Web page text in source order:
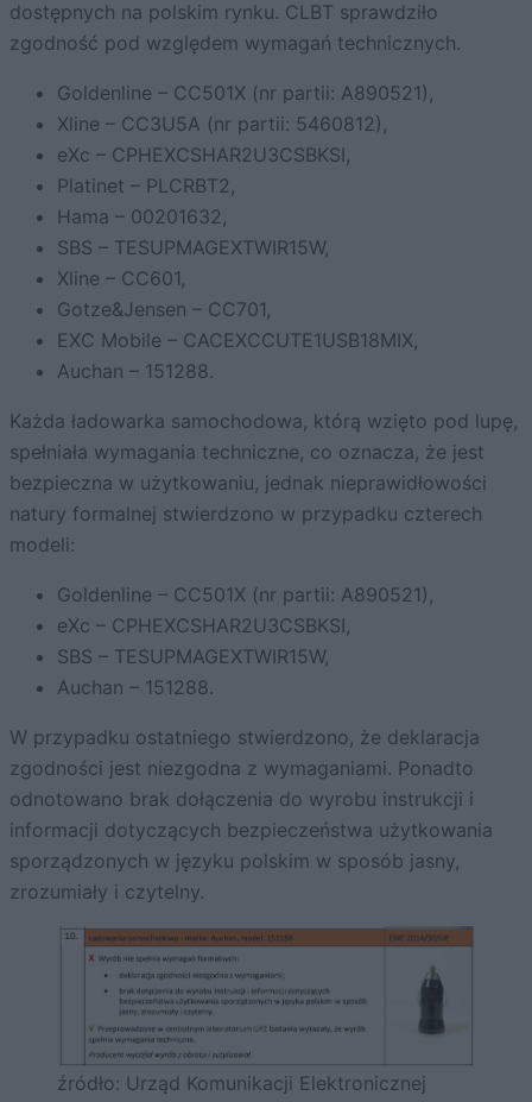
dostępnych na polskim rynku. CLBT sprawdziło
zgodność pod względem wymagań technicznych.
Goldenline – CC501X (nr partii: A890521),
Xline – CC3U5A (nr partii: 5460812),
eXc – CPHEXCSHAR2U3CSBKSI,
Platinet – PLCRBT2,
Hama – 00201632,
SBS – TESUPMAGEXTWIR15W,
Xline – CC601,
Gotze&Jensen – CC701,
EXC Mobile – CACEXCCUTE1USB18MIX,
Auchan – 151288.
Każda ładowarka samochodowa, którą wzięto pod lupę,
spełniała wymagania techniczne, co oznacza, że jest
bezpieczna w użytkowaniu, jednak nieprawidłowości
natury formalnej stwierdzono w przypadku czterech
modeli:
Goldenline – CC501X (nr partii: A890521),
eXc – CPHEXCSHAR2U3CSBKSI,
SBS – TESUPMAGEXTWIR15W,
Auchan – 151288.
W przypadku ostatniego stwierdzono, że deklaracja
zgodności jest niezgodna z wymaganiami. Ponadto
odnotowano brak dołączenia do wyrobu instrukcji i
informacji dotyczących bezpieczeństwa użytkowania
sporządzonych w języku polskim w sposób jasny,
zrozumiały i czytelny.
źródło: Urząd Komunikacji Elektronicznej